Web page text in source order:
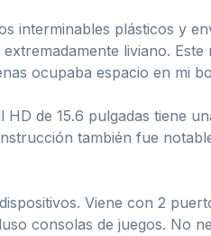
interminables plásticos y
liviano.
ocupaba espacio en mi
de 15.6 pulgadas tiene
también fue
Viene con 2
consolas de juegos. No